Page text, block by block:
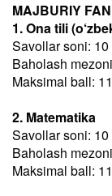
MAJBURIY
1. Ona tili
Savollar soni: 10
Baholash
Maksimal ball:
2. Matematika
Savollar soni: 10
Baholash
Maksimal ball: